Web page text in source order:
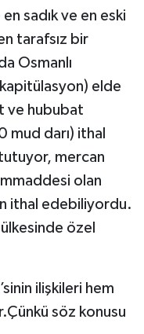
sadık ve en eski
tarafsız bir
Osmanlı
elde
ve hububat
darı) ithal
mercan
olan
ithal edebiliyordu.
özel
ilişkileri hem
söz konusu